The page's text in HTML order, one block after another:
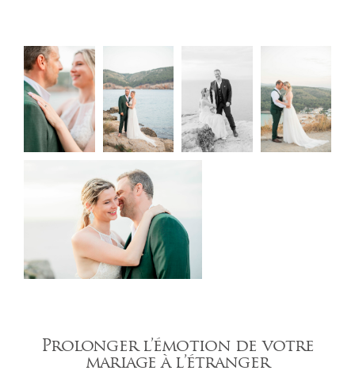
Prolonger l’émotion de votre
mariage à l’étranger